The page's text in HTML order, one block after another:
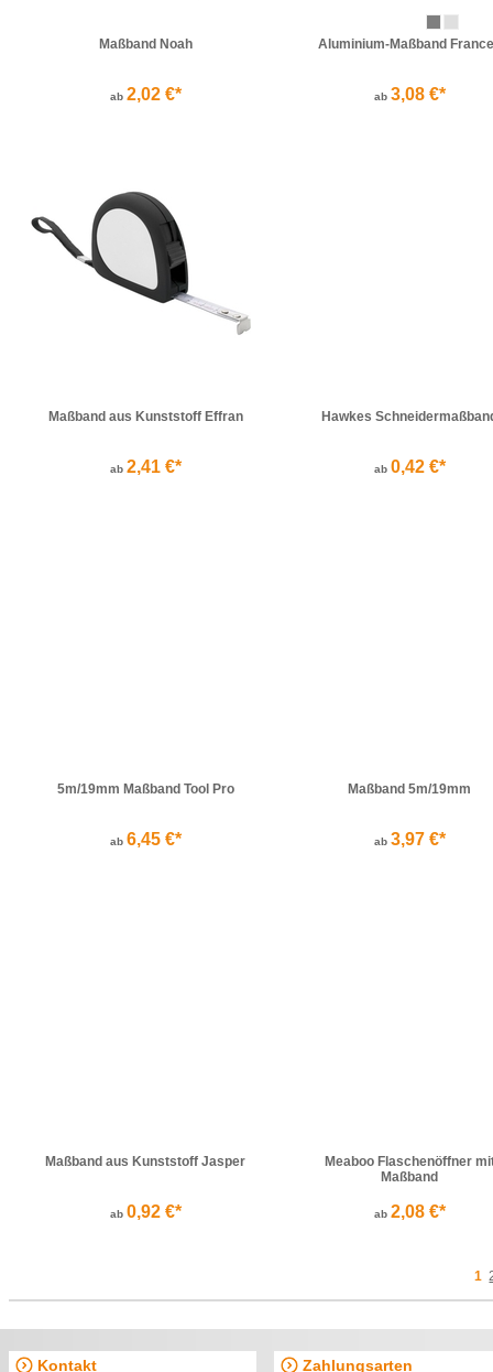
Maßband Noah
ab 2,02 €*
Aluminium-Maßband
ab 3,08 €*
Maßband aus Kunststoff Effran
ab 2,41 €*
Hawkes
ab 0,42 €*
5m/19mm Maßband Tool Pro
ab 6,45 €*
Maßband 5m/19mm
ab 3,97 €*
Maßband aus Kunststoff Jasper
ab 0,92 €*
Meaboo Flaschenöffner
Maßband
ab 2,08 €*
1
Kontakt Zahlungsarten